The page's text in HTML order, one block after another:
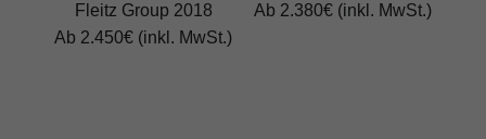
Fleitz Group 2018
Ab 2.450€ (inkl. MwSt.)
Ab 2.380€ (inkl. MwSt.)